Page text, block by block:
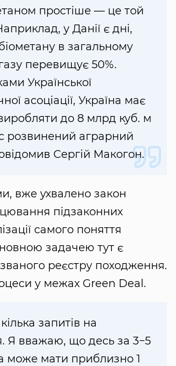
простіше — це той
у Данії є дні,
в загальному
перевищує 50%.
Української
асоціації, Україна має
до 8 млрд куб. м
розвинений аграрний
Сергій Макогон.
вже ухвалено закон
підзаконних
самого поняття
задачею тут є
реєстру походження.
у межах Green Deal.
запитів на
Я вважаю, що десь за 3−5
може мати приблизно 1